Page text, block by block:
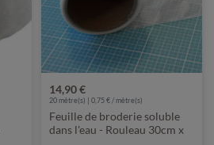
14,90 €
20mètre(s) | 0,75 € / mètre(s)
Feuille de broderie soluble
dans l'eau - Rouleau 30cm x